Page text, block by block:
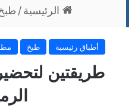
الرئيسية/
أطباق رئيسية طبخ
طريقتين